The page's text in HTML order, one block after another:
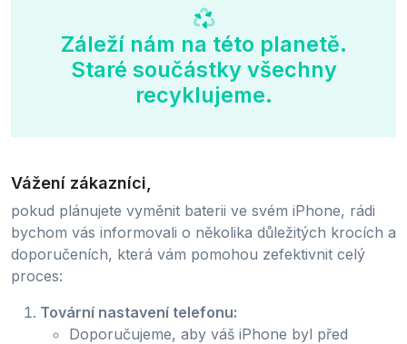
Záleží nám na této planetě.
Staré součástky všechny
recyklujeme.
Vážení zákazníci,
pokud plánujete vyměnit baterii ve svém iPhone, rádi
bychom vás informovali o několika důležitých krocích a
doporučeních, která vám pomohou zefektivnit celý
proces:
Tovární nastavení telefonu:
Doporučujeme, aby váš iPhone byl před